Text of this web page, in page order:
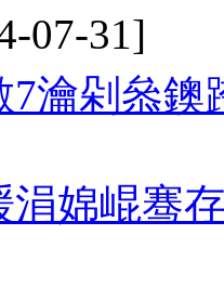
07-31]
7瀹剁叅
涓婂崐骞